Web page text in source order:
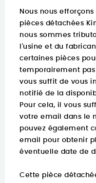
Nous nous
pièces détachées
nous sommes
l'usine et du
certaines pièces
temporairement pas
vous suffit de vous
notifié de la
Pour cela, il vous
votre email dans le
pouvez également
email pour obtenir
éventuelle date de
Cette pièce